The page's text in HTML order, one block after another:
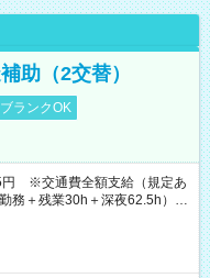
助（2交替）
ブランクOK
円 ※交通費全額支給（規定あ
務＋残業30h＋深夜62.5h）
なります。